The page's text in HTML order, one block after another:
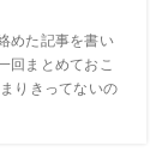
めた記事を書い
回まとめておこ
りきってないの